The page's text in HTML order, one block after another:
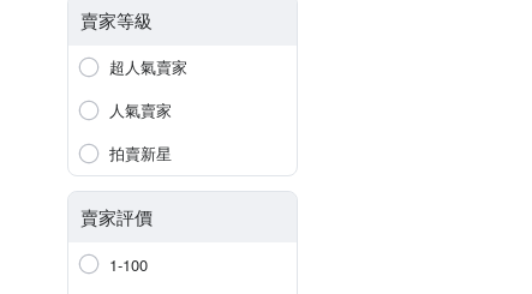
賣家等級
超人氣賣家
人氣賣家
拍賣新星
賣家評價
1-100